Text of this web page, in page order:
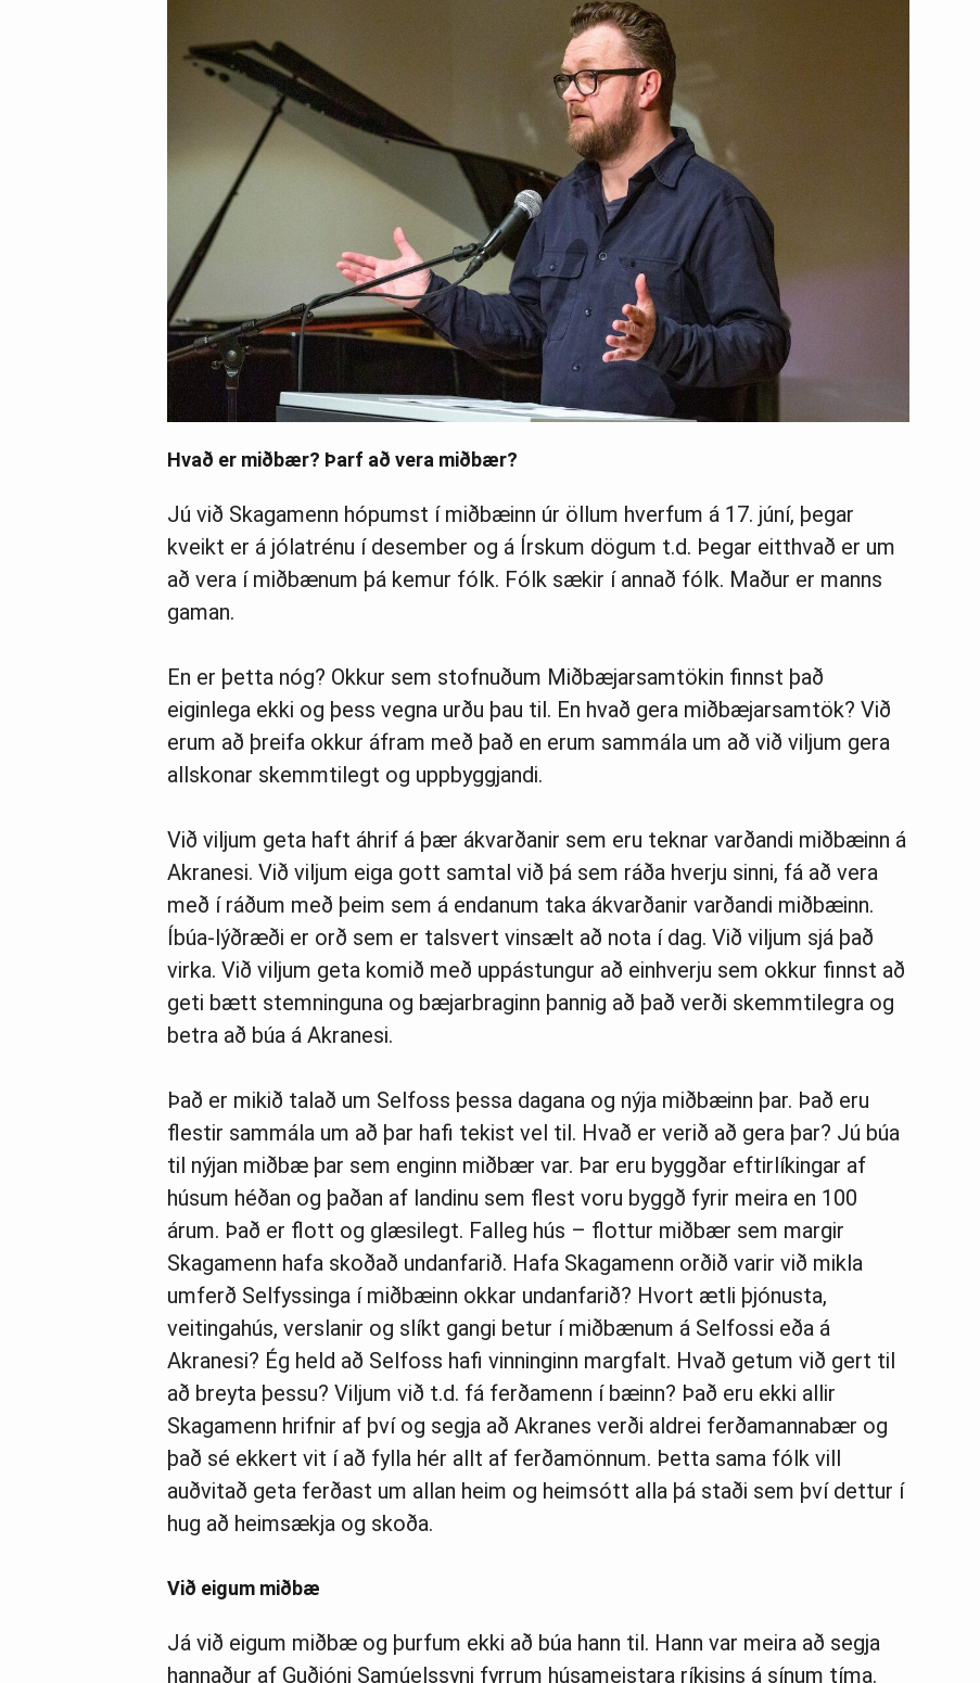
Hvað er miðbær? Þarf að vera miðbær?
Jú við Skagamenn hópumst í miðbæinn úr öllum hverfum á 17. júní, þegar
kveikt er á jólatrénu í desember og á Írskum dögum t.d. Þegar eitthvað er um
að vera í miðbænum þá kemur fólk. Fólk sækir í annað fólk. Maður er manns
gaman.
En er þetta nóg? Okkur sem stofnuðum Miðbæjarsamtökin finnst það
eiginlega ekki og þess vegna urðu þau til. En hvað gera miðbæjarsamtök? Við
erum að þreifa okkur áfram með það en erum sammála um að við viljum gera
allskonar skemmtilegt og uppbyggjandi.
Við viljum geta haft áhrif á þær ákvarðanir sem eru teknar varðandi miðbæinn á
Akranesi. Við viljum eiga gott samtal við þá sem ráða hverju sinni, fá að vera
með í ráðum með þeim sem á endanum taka ákvarðanir varðandi miðbæinn.
Íbúa-lýðræði er orð sem er talsvert vinsælt að nota í dag. Við viljum sjá það
virka. Við viljum geta komið með uppástungur að einhverju sem okkur finnst að
geti bætt stemninguna og bæjarbraginn þannig að það verði skemmtilegra og
betra að búa á Akranesi.
Það er mikið talað um Selfoss þessa dagana og nýja miðbæinn þar. Það eru
flestir sammála um að þar hafi tekist vel til. Hvað er verið að gera þar? Jú búa
til nýjan miðbæ þar sem enginn miðbær var. Þar eru byggðar eftirlíkingar af
húsum héðan og þaðan af landinu sem flest voru byggð fyrir meira en 100
árum. Það er flott og glæsilegt. Falleg hús – flottur miðbær sem margir
Skagamenn hafa skoðað undanfarið. Hafa Skagamenn orðið varir við mikla
umferð Selfyssinga í miðbæinn okkar undanfarið? Hvort ætli þjónusta,
veitingahús, verslanir og slíkt gangi betur í miðbænum á Selfossi eða á
Akranesi? Ég held að Selfoss hafi vinninginn margfalt. Hvað getum við gert til
að breyta þessu? Viljum við t.d. fá ferðamenn í bæinn? Það eru ekki allir
Skagamenn hrifnir af því og segja að Akranes verði aldrei ferðamannabær og
það sé ekkert vit í að fylla hér allt af ferðamönnum. Þetta sama fólk vill
auðvitað geta ferðast um allan heim og heimsótt alla þá staði sem því dettur í
hug að heimsækja og skoða.
Við eigum miðbæ
Já við eigum miðbæ og þurfum ekki að búa hann til. Hann var meira að segja
hannaður af Guðjóni Samúelssyni fyrrum húsameistara ríkisins á sínum tíma.